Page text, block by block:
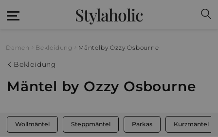
Stylaholic
Damen Bekleidung Mäntel by Ozzy Osbourne
Bekleidung
Mäntel by Ozzy Osbourne
Wollmäntel Steppmäntel Parkas Kurzmäntel